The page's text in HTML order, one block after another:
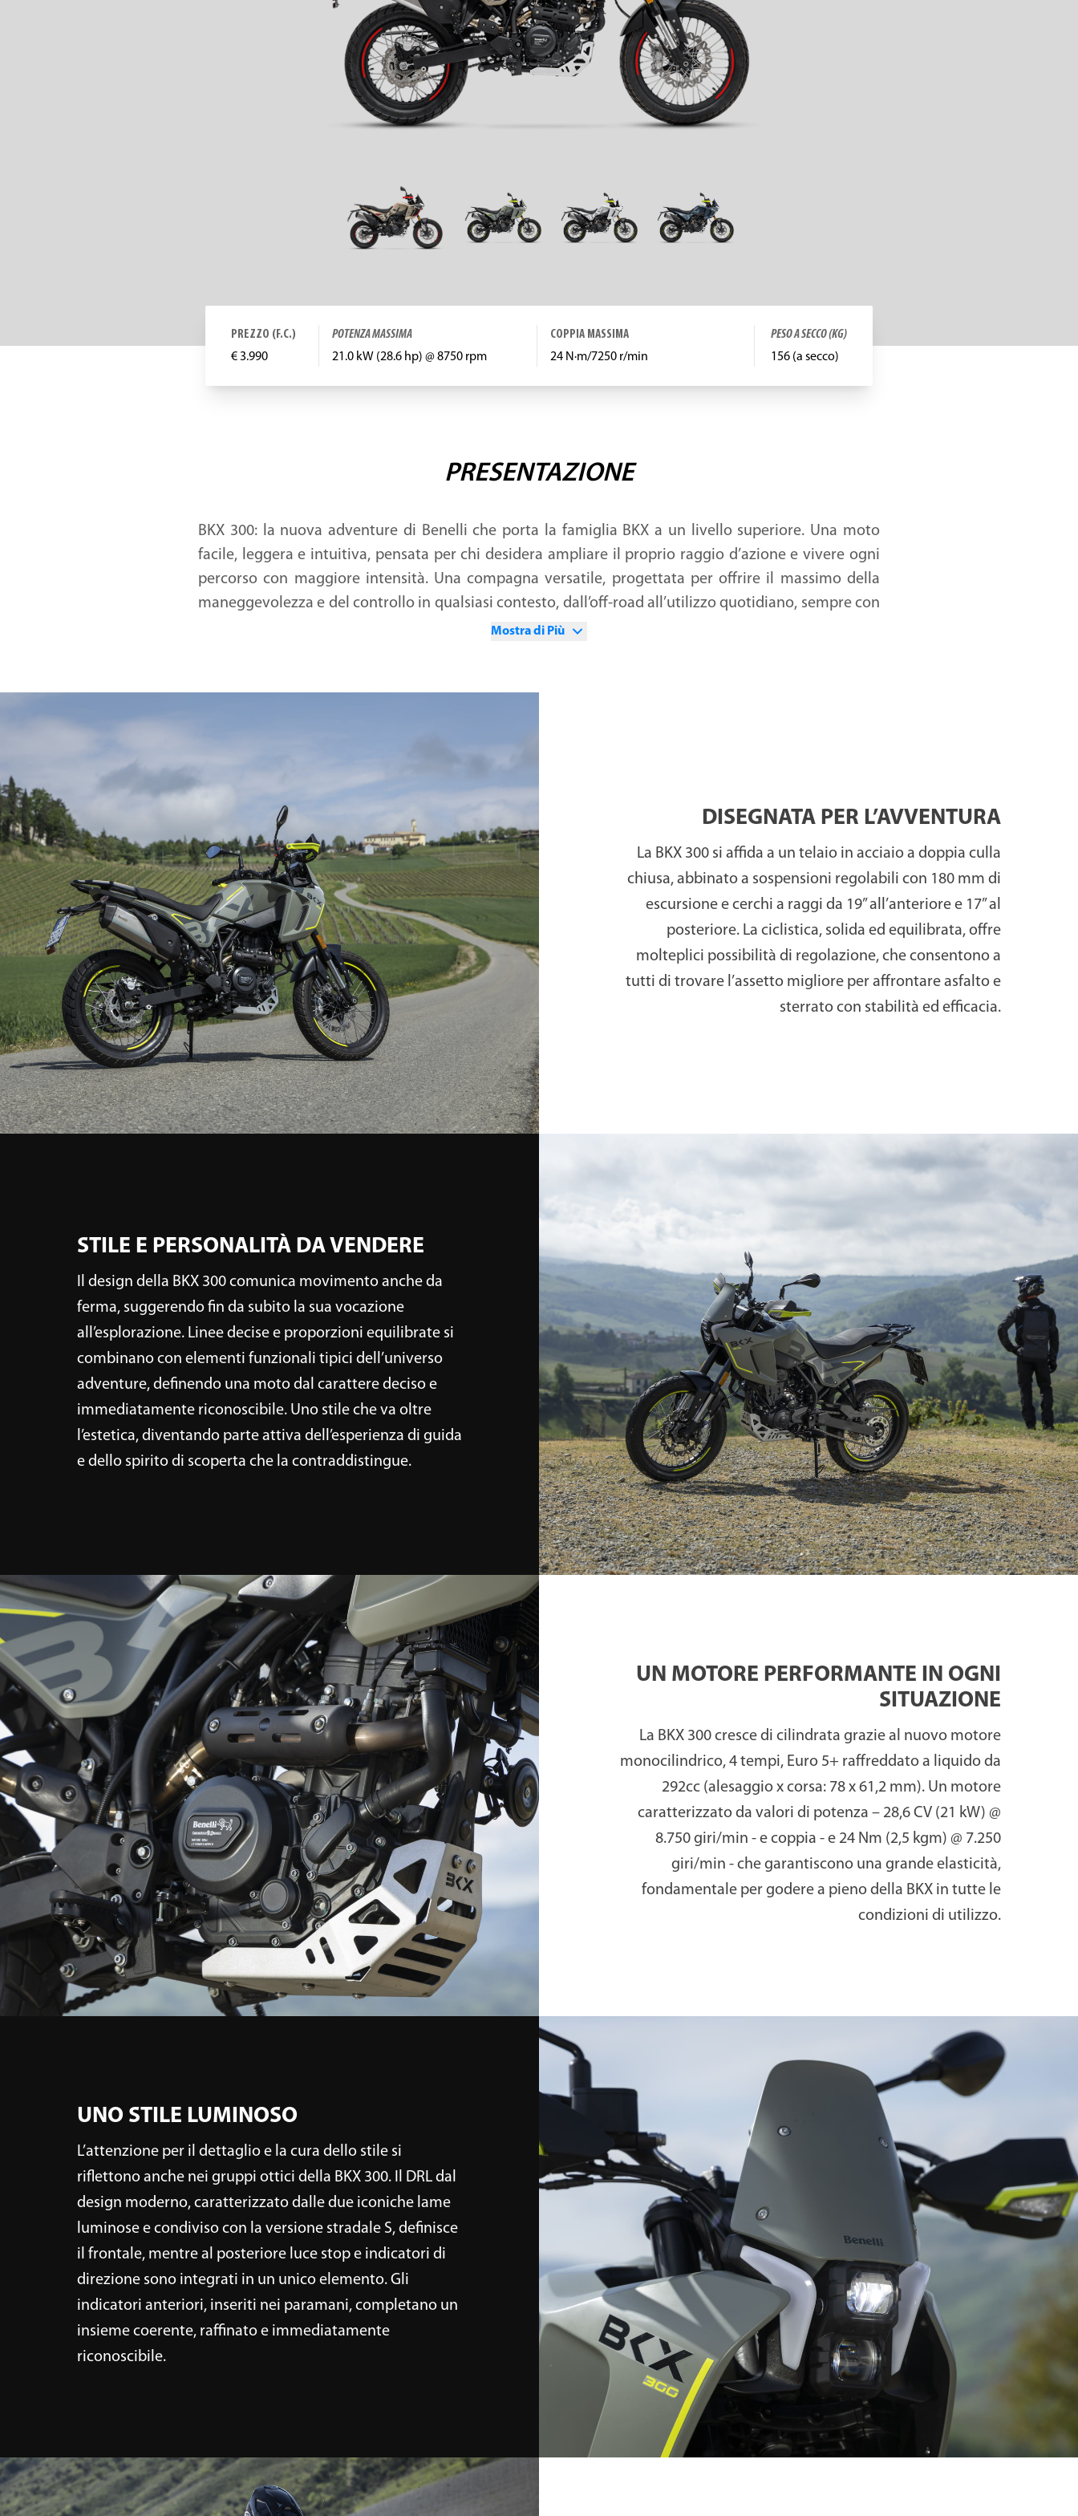
PREZZO (F.C.)
€ 3.990
POTENZA MASSIMA
21.0 kW (28.6 hp) @ 8750 rpm
COPPIA MASSIMA
24 N·m/7250 r/min
PESO A SECCO (KG)
156 (a secco)
PRESENTAZIONE
BKX 300: la nuova adventure di Benelli che porta la famiglia BKX a un livello superiore. Una moto
facile, leggera e intuitiva, pensata per chi desidera ampliare il proprio raggio d’azione e vivere ogni
percorso con maggiore intensità. Una compagna versatile, progettata per offrire il massimo della
maneggevolezza e del controllo in qualsiasi contesto, dall’off-road all’utilizzo quotidiano, sempre con
regolabili a lunga escursione contribuiscono a definire una moto moderna, funzionale e
immediatamente riconoscibile, pronta ad affrontare ogni percorso con autentico spirito di
esplorazione.
BKX 300 è spinta da un moderno monocilindrico da 292,4 cc Euro 5+, raffreddato a liquido, capace di
erogare 28,6 CV e 24 Nm di coppia. Un motore brillante ed elastico, ideale per i possessori di patente
A2, progettato per offrire una guida coinvolgente ma sempre facile e gestibile. L’impianto frenante,
con disco anteriore da 300 mm e pinza radiale a quattro pistoncini, affiancato da un disco posteriore
da 240 mm, garantisce potenza e controllo in ogni situazione. Grazie a misure, ergonomia e peso
contenuto, la BKX 300 assicura grande maneggevolezza e piena padronanza su ogni superficie.
La BKX 300 è disponibile in tutte le concessionarie Benelli, in quattro esclusivi colori: nordic white,
cement grey, avio blue e dune sea, al prezzo di 3.990 € f.c.
Mostra di Più
DISEGNATA PER L’AVVENTURA
La BKX 300 si affida a un telaio in acciaio a doppia culla
chiusa, abbinato a sospensioni regolabili con 180 mm di
escursione e cerchi a raggi da 19” all’anteriore e 17” al
posteriore. La ciclistica, solida ed equilibrata, offre
molteplici possibilità di regolazione, che consentono a
tutti di trovare l’assetto migliore per affrontare asfalto e
sterrato con stabilità ed efficacia.
STILE E PERSONALITÀ DA VENDERE
Il design della BKX 300 comunica movimento anche da
ferma, suggerendo fin da subito la sua vocazione
all’esplorazione. Linee decise e proporzioni equilibrate si
combinano con elementi funzionali tipici dell’universo
adventure, definendo una moto dal carattere deciso e
immediatamente riconoscibile. Uno stile che va oltre
l’estetica, diventando parte attiva dell’esperienza di guida
e dello spirito di scoperta che la contraddistingue.
UN MOTORE PERFORMANTE IN OGNI
SITUAZIONE
La BKX 300 cresce di cilindrata grazie al nuovo motore
monocilindrico, 4 tempi, Euro 5+ raffreddato a liquido da
292cc (alesaggio x corsa: 78 x 61,2 mm). Un motore
caratterizzato da valori di potenza – 28,6 CV (21 kW) @
8.750 giri/min - e coppia - e 24 Nm (2,5 kgm) @ 7.250
giri/min - che garantiscono una grande elasticità,
fondamentale per godere a pieno della BKX in tutte le
condizioni di utilizzo.
UNO STILE LUMINOSO
L’attenzione per il dettaglio e la cura dello stile si
riflettono anche nei gruppi ottici della BKX 300. Il DRL dal
design moderno, caratterizzato dalle due iconiche lame
luminose e condiviso con la versione stradale S, definisce
il frontale, mentre al posteriore luce stop e indicatori di
direzione sono integrati in un unico elemento. Gli
indicatori anteriori, inseriti nei paramani, completano un
insieme coerente, raffinato e immediatamente
riconoscibile.